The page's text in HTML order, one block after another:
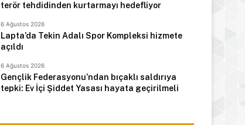
terör tehdidinden kurtarmayı hedefliyor
6 Ağustos 2026
Lapta’da Tekin Adalı Spor Kompleksi hizmete
açıldı
6 Ağustos 2026
Gençlik Federasyonu’ndan bıçaklı saldırıya
tepki: Ev İçi Şiddet Yasası hayata geçirilmeli